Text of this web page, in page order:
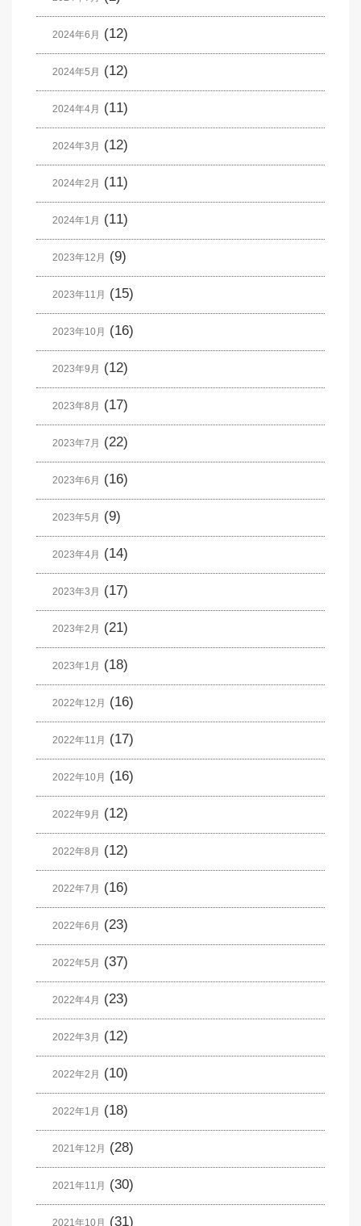
2024年6月 (12)
2024年5月 (12)
2024年4月 (11)
2024年3月 (12)
2024年2月 (11)
2024年1月 (11)
2023年12月 (9)
2023年11月 (15)
2023年10月 (16)
2023年9月 (12)
2023年8月 (17)
2023年7月 (22)
2023年6月 (16)
2023年5月 (9)
2023年4月 (14)
2023年3月 (17)
2023年2月 (21)
2023年1月 (18)
2022年12月 (16)
2022年11月 (17)
2022年10月 (16)
2022年9月 (12)
2022年8月 (12)
2022年7月 (16)
2022年6月 (23)
2022年5月 (37)
2022年4月 (23)
2022年3月 (12)
2022年2月 (10)
2022年1月 (18)
2021年12月 (28)
2021年11月 (30)
2021年10月 (31)